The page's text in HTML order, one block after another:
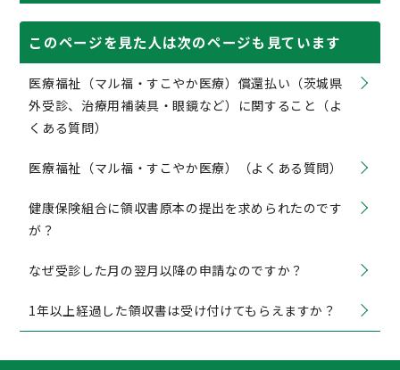
このページを見た人は次のページも見ています
医療福祉（マル福・すこやか医療）償還払い（茨城県
外受診、治療用補装具・眼鏡など）に関すること（よ
くある質問）
医療福祉（マル福・すこやか医療）（よくある質問）
健康保険組合に領収書原本の提出を求められたのです
が？
なぜ受診した月の翌月以降の申請なのですか？
1年以上経過した領収書は受け付けてもらえますか？